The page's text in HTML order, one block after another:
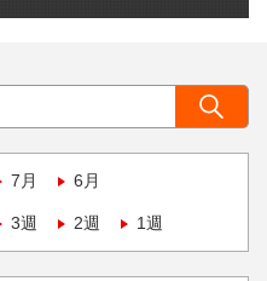
7月 6月
3週 2週 1週